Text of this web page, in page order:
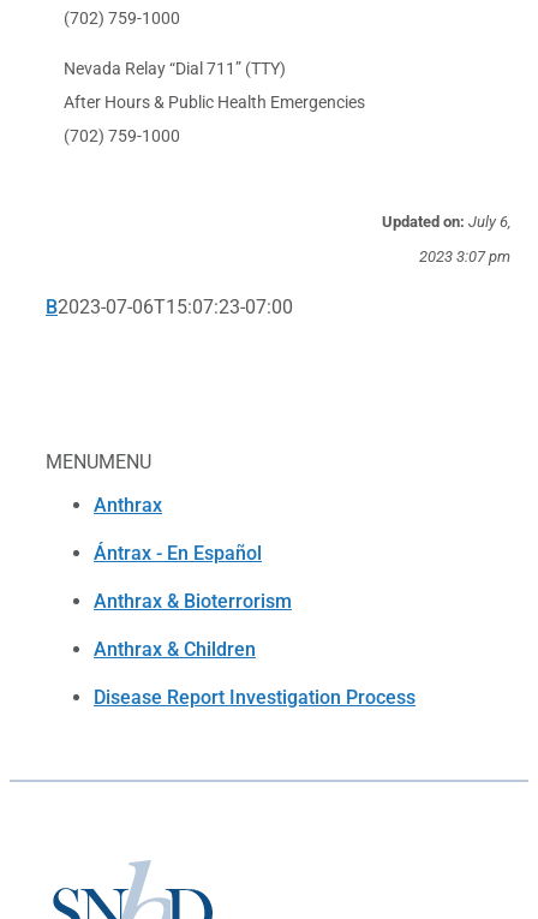
MENUMENU
Anthrax
Ántrax - En Español
Anthrax & Bioterrorism
Anthrax & Children
Disease Report Investigation Process
(702) 759-1000
Nevada Relay “Dial 711” (TTY)
After Hours & Public Health Emergencies
(702) 759-1000
Updated on: July 6,
2023 3:07 pm
B2023-07-06T15:07:23-07:00